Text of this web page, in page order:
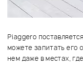
Piaggero
можете запитать его
нем даже в местах,